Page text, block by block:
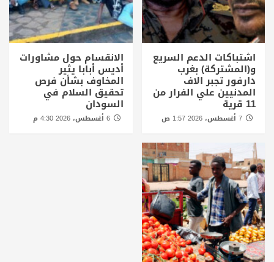
اشتباكات الدعم السريع
و(المشتركة) بغرب
دارفور تجبر الاف
المدنيين علي الفرار من
11 قرية
الانقسام حول مشاورات
أديس أبابا يثير
المخاوف بشأن فرص
تحقيق السلام في
السودان
6 أغسطس، 2026 4:30 م